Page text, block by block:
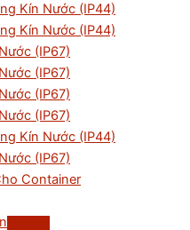
Kín Nước (IP44)
Kín Nước (IP44)
(IP67)
(IP67)
(IP67)
(IP67)
Kín Nước (IP44)
(IP67)
Container